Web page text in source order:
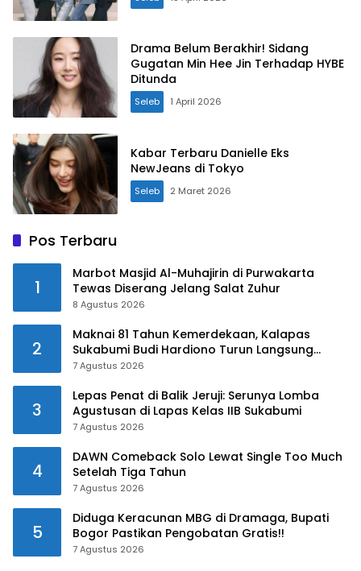
Drama Belum Berakhir! Sidang
Gugatan Min Hee Jin Terhadap HYBE
Ditunda
Seleb 1 April 2026
Kabar Terbaru Danielle Eks
NewJeans di Tokyo
Seleb 2 Maret 2026
Pos Terbaru
1
Marbot Masjid Al-Muhajirin di Purwakarta
Tewas Diserang Jelang Salat Zuhur
8 Agustus 2026
2
Maknai 81 Tahun Kemerdekaan, Kalapas
Sukabumi Budi Hardiono Turun Langsung
Salurkan Bantuan ke Panti Asuhan
7 Agustus 2026
3
Lepas Penat di Balik Jeruji: Serunya Lomba
Agustusan di Lapas Kelas IIB Sukabumi
7 Agustus 2026
4
DAWN Comeback Solo Lewat Single Too Much
Setelah Tiga Tahun
7 Agustus 2026
5
Diduga Keracunan MBG di Dramaga, Bupati
Bogor Pastikan Pengobatan Gratis!!
7 Agustus 2026